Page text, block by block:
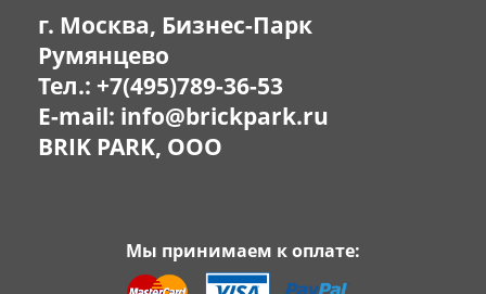
г. Москва, Бизнес-Парк
Румянцево
Тел.: +7(495)789-36-53
E-mail: info@brickpark.ru
BRIK PARK, OOO
Мы принимаем к оплате: